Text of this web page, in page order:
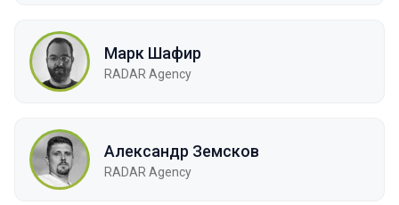
Марк Шафир
RADAR Agency
Александр Земсков
RADAR Agency